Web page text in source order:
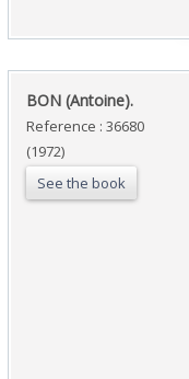
‎BON (Antoine).‎
Reference : 36680
(1972)
See the book